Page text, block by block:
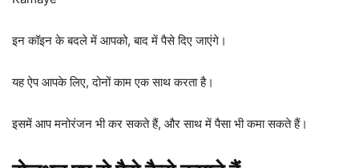
इन कॉइन के बदले में आपको, बाद में पैसे दिए जाएंगे।
यह ऐप आपके लिए, दोनों काम एक साथ करता है।
इसमें आप मनोरंजन भी कर सकते हैं, और साथ में पैसा भी कमा सकते हैं।